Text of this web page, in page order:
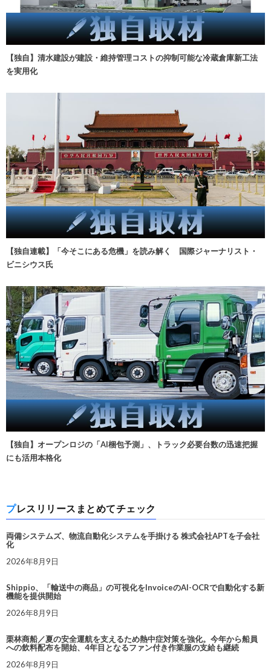
【独自】清水建設が建設・維持管理コストの抑制可能な冷蔵倉庫新工法
を実用化
【独自連載】「今そこにある危機」を読み解く 国際ジャーナリスト・
ビニシウス氏
【独自】オープンロジの「AI梱包予測」、トラック必要台数の迅速把握
にも活用本格化
プレスリリースまとめてチェック
両備システムズ、物流自動化システムを手掛ける 株式会社APTを子会社
化
2026年8月9日
Shippio、「輸送中の商品」の可視化をInvoiceのAI-OCRで自動化する新
機能を提供開始
2026年8月9日
栗林商船／夏の安全運航を支えるため熱中症対策を強化。今年から船員
への飲料配布を開始、4年目となるファン付き作業服の支給も継続
2026年8月9日